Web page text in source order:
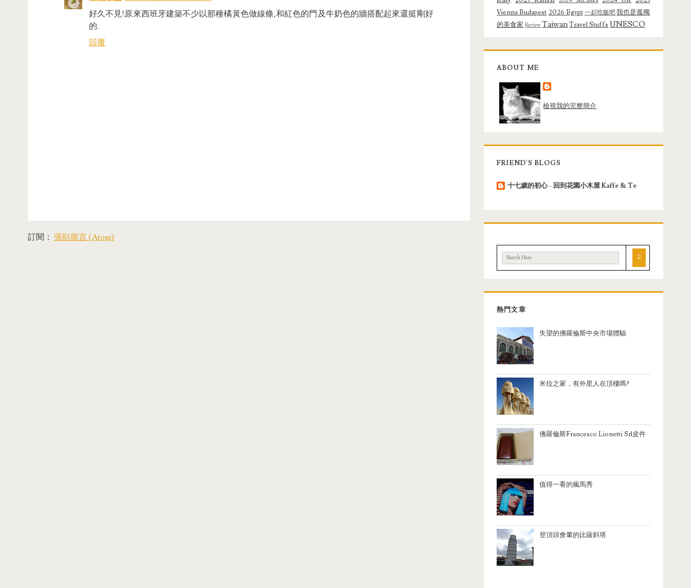
好久不見!原來西班牙建築不少以那種橘黃色做線條,和紅色的門及牛奶色的牆搭配起來還挺剛好
的.
回覆
訂閱： 張貼留言 (Atom)
Vienna Budapest 2026 Egypt 一起吃飯吧我也是孤獨
的美食家 ReviewTaiwan Travel Stuffs UNESCO
ABOUT ME
檢視我的完整簡介
FRIEND'S BLOGS
十七歲的初心 - 回到花園小木屋 Kaffe & Te
熱門文章
失望的佛羅倫斯中央市場體驗
米拉之家，有外星人在頂樓嗎?
佛羅倫斯Francesco Lionetti Srl皮件
值得一看的瘋馬秀
登頂頭會暈的比薩斜塔